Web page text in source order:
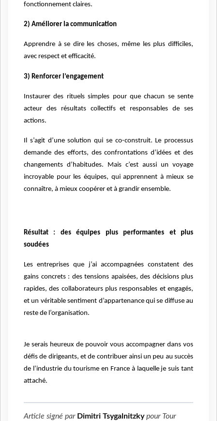
fonctionnement claires.
2) Améliorer la communication
Apprendre à se dire les choses, même les plus difficiles,
avec respect et efficacité.
3) Renforcer l’engagement
Instaurer des rituels simples pour que chacun se sente
acteur des résultats collectifs et responsables de ses
actions.
Il s’agit d’une solution qui se co-construit. Le processus
demande des efforts, des confrontations d’idées et des
changements d’habitudes. Mais c’est aussi un voyage
incroyable pour les équipes, qui apprennent à mieux se
connaître, à mieux coopérer et à grandir ensemble.
Résultat : des équipes plus performantes et plus
soudées
Les entreprises que j’ai accompagnées constatent des
gains concrets : des tensions apaisées, des décisions plus
rapides, des collaborateurs plus responsables et engagés,
et un véritable sentiment d’appartenance qui se diffuse au
reste de l’organisation.
Je serais heureux de pouvoir vous accompagner dans vos
défis de dirigeants, et de contribuer ainsi un peu au succès
de l’industrie du tourisme en France à laquelle je suis tant
attaché.
Article signé par Dimitri Tsygalnitzkypour Tour